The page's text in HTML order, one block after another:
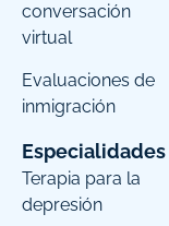
conversación
virtual
Evaluaciones de
inmigración
Especialidades
Terapia para la
depresión